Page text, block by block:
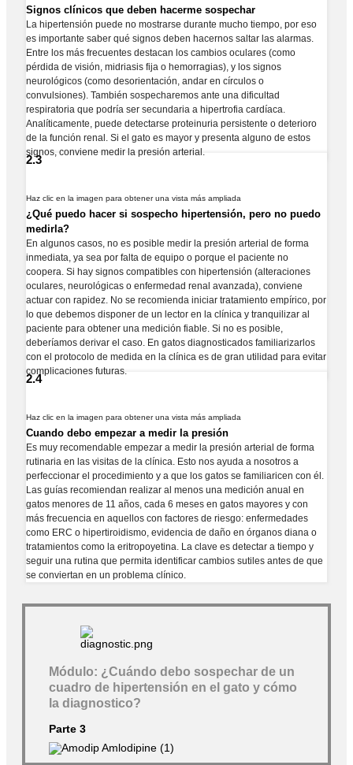
Signos clínicos que deben hacerme sospechar
La hipertensión puede no mostrarse durante mucho tiempo, por eso
es importante saber qué signos deben hacernos saltar las alarmas.
Entre los más frecuentes destacan los cambios oculares (como
pérdida de visión, midriasis fija o hemorragias), y los signos
neurológicos (como desorientación, andar en círculos o
convulsiones). También sospecharemos ante una dificultad
respiratoria que podría ser secundaria a hipertrofia cardíaca.
Analíticamente, puede detectarse proteinuria persistente o deterioro
de la función renal. Si el gato es mayor y presenta alguno de estos
signos, conviene medir la presión arterial.
2.3
Haz clic en la imagen para obtener una vista más ampliada
¿Qué puedo hacer si sospecho hipertensión, pero no puedo
medirla?
En algunos casos, no es posible medir la presión arterial de forma
inmediata, ya sea por falta de equipo o porque el paciente no
coopera. Si hay signos compatibles con hipertensión (alteraciones
oculares, neurológicas o enfermedad renal avanzada), conviene
actuar con rapidez. No se recomienda iniciar tratamiento empírico, por
lo que debemos disponer de un lector en la clínica y tranquilizar al
paciente para obtener una medición fiable. Si no es posible,
deberíamos derivar el caso. En gatos diagnosticados familiarizarlos
con el protocolo de medida en la clínica es de gran utilidad para evitar
complicaciones futuras.
2.4
Haz clic en la imagen para obtener una vista más ampliada
Cuando debo empezar a medir la presión
Es muy recomendable empezar a medir la presión arterial de forma
rutinaria en las visitas de la clínica. Esto nos ayuda a nosotros a
perfeccionar el procedimiento y a que los gatos se familiaricen con él.
Las guías recomiendan realizar al menos una medición anual en
gatos menores de 11 años, cada 6 meses en gatos mayores y con
más frecuencia en aquellos con factores de riesgo: enfermedades
como ERC o hipertiroidismo, evidencia de daño en órganos diana o
tratamientos como la eritropoyetina. La clave es detectar a tiempo y
seguir una rutina que permita identificar cambios sutiles antes de que
se conviertan en un problema clínico.
Módulo: ¿Cuándo debo sospechar de un
cuadro de hipertensión en el gato y cómo
la diagnostico?
Parte 3